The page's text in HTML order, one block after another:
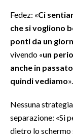
Fedez: «Ci
che si vogliono
ponti da un
vivendo «un
anche in
quindi vediamo».
Nessuna
separazione: «Si
dietro lo schermo